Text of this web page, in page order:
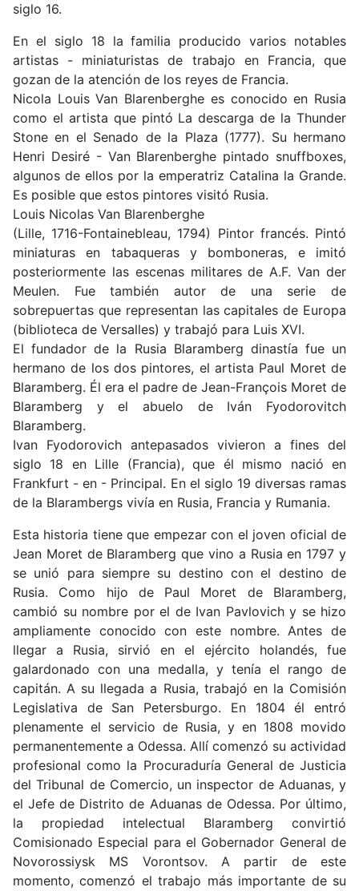
siglo 16.
En el siglo 18 la familia producido varios notables
artistas - miniaturistas de trabajo en Francia, que
gozan de la atención de los reyes de Francia.
Nicola Louis Van Blarenberghe es conocido en Rusia
como el artista que pintó La descarga de la Thunder
Stone en el Senado de la Plaza (1777). Su hermano
Henri Desiré - Van Blarenberghe pintado snuffboxes,
algunos de ellos por la emperatriz Catalina la Grande.
Es posible que estos pintores visitó Rusia.
Louis Nicolas Van Blarenberghe
(Lille, 1716-Fontainebleau, 1794) Pintor francés. Pintó
miniaturas en tabaqueras y bomboneras, e imitó
posteriormente las escenas militares de A.F. Van der
Meulen. Fue también autor de una serie de
sobrepuertas que representan las capitales de Europa
(biblioteca de Versalles) y trabajó para Luis XVI.
El fundador de la Rusia Blaramberg dinastía fue un
hermano de los dos pintores, el artista Paul Moret de
Blaramberg. Él era el padre de Jean-François Moret de
Blaramberg y el abuelo de Iván Fyodorovitch
Blaramberg.
Ivan Fyodorovich antepasados vivieron a fines del
siglo 18 en Lille (Francia), que él mismo nació en
Frankfurt - en - Principal. En el siglo 19 diversas ramas
de la Blarambergs vivía en Rusia, Francia y Rumania.
Esta historia tiene que empezar con el joven oficial de
Jean Moret de Blaramberg que vino a Rusia en 1797 y
se unió para siempre su destino con el destino de
Rusia. Como hijo de Paul Moret de Blaramberg,
cambió su nombre por el de Ivan Pavlovich y se hizo
ampliamente conocido con este nombre. Antes de
llegar a Rusia, sirvió en el ejército holandés, fue
galardonado con una medalla, y tenía el rango de
capitán. A su llegada a Rusia, trabajó en la Comisión
Legislativa de San Petersburgo. En 1804 él entró
plenamente el servicio de Rusia, y en 1808 movido
permanentemente a Odessa. Allí comenzó su actividad
profesional como la Procuraduría General de Justicia
del Tribunal de Comercio, un inspector de Aduanas, y
el Jefe de Distrito de Aduanas de Odessa. Por último,
la propiedad intelectual Blaramberg convirtió
Comisionado Especial para el Gobernador General de
Novorossiysk MS Vorontsov. A partir de este
momento, comenzó el trabajo más importante de su